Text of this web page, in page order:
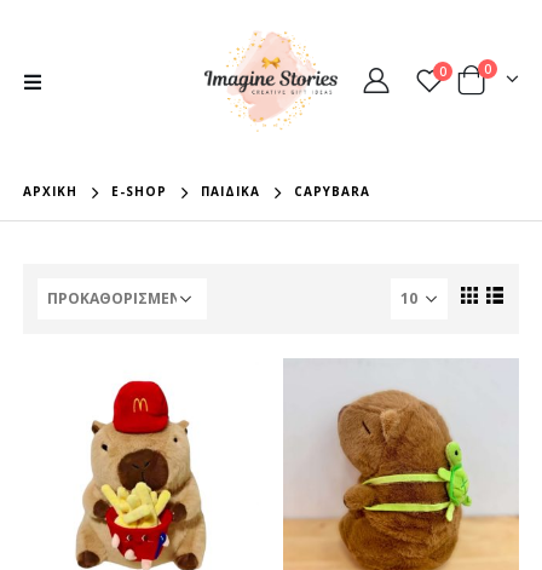
0 0
ΑΡΧΙΚΉ E-SHOP ΠΑΙΔΙΚΆ CAPYBARA